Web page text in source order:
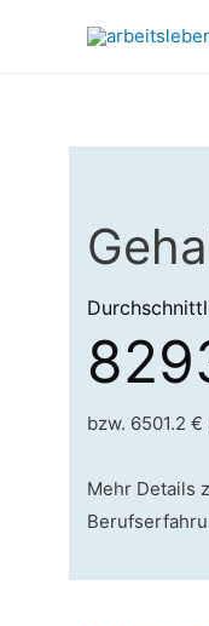
bzw. 6501.2
Mehr Details